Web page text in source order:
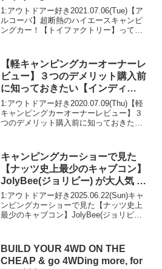
1:アウトドアー好き2021.07.06(Tue)【ア
ルコーバ】超断熱のハイエースキャンピ
ングカー！【トイファクトリー】って人
画は注目です！3:アウト...
【軽キャンピングカーオーナーレ
ビュー】３つのデメリット購入前
に知っておきたい【インディ
727】
1:アウトドアー好き2020.07.09(Thu)【軽
キャンピングカーオーナーレビュー】３
つのデメリット購入前に知っておきたい
き2020.07.09(Thu)この動...
キャンピングカーショーで見た
【ナッツ史上最少のキャブコン】
JolyBee(ジョリビー) が大人気 日
本の道路事情に合わせてきたスマ
ートキャブコンを紹介＆要点を徹
底解説
1:アウトドアー好き2025.06.22(Sun)キャ
ンピングカーショーで見た【ナッツ史上
最少のキャブコン】JolyBee(ジョリビー)
解説って人気で話題らしいぞ、...
BUILD YOUR 4WD ON THE
CHEAP & go 4WDing more, for